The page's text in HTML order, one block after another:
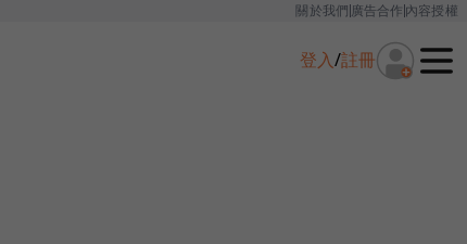
關於我們廣告合作內容授權
登入/註冊